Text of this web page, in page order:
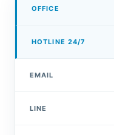
OFFICE
HOTLINE 24/7
EMAIL
LINE